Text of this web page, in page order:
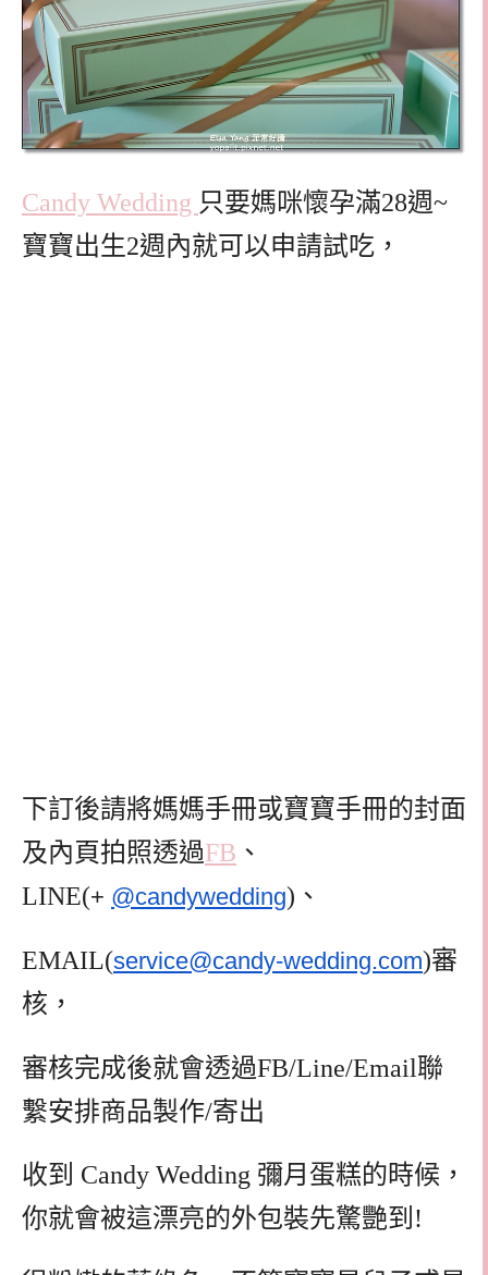
Candy Wedding 只要媽咪懷孕滿28週~
寶寶出生2週內就可以申請試吃，
下訂後請將媽媽手冊或寶寶手冊的封面
及內頁拍照透過FB 、
LINE(+ @candywedding)、
EMAIL(service@candy-wedding.com)審
核，
審核完成後就會透過FB/Line/Email聯
繫安排商品製作/寄出
收到 Candy Wedding 彌月蛋糕的時候，
你就會被這漂亮的外包裝先驚艷到!